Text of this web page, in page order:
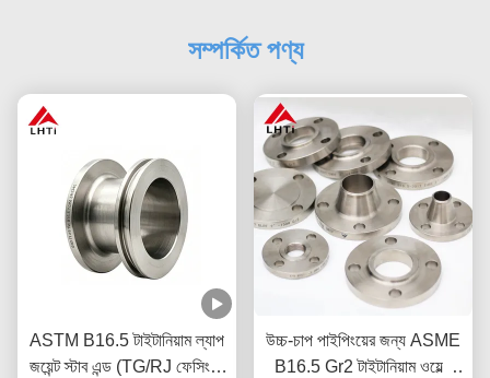
সম্পর্কিত পণ্য
ASTM B16.5 টাইটানিয়াম ল্যাপ
জয়েন্ট স্টাব এন্ড (TG/RJ ফেসিং) |
উচ্চ-চাপ পাইপিংয়ের জন্য ASME
B16.5 Gr2 টাইটানিয়াম ওয়েল্ড